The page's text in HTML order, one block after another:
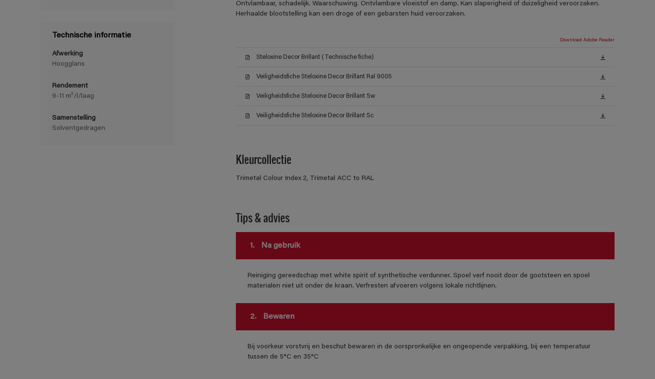
Technische informatie
Afwerking
Hoogglans
Rendement
9-11 m²/l/laag
Samenstelling
Solventgedragen
Ontvlambaar, schadelijk. Waarschuwing. Ontvlambare vloeistof en damp. Kan slaperigheid of duizeligheid veroorzaken.
Herhaalde blootstelling kan een droge of een gebarsten huid veroorzaken.
Download Adobe Reader
Steloxine Decor Brillant (Technische fiche)
Veiligheidsfiche Steloxine Decor Brillant Ral 9005
Veiligheidsfiche Steloxine Decor Brillant Sw
Veiligheidsfiche Steloxine Decor Brillant Sc
Kleurcollectie
Trimetal Colour Index 2, Trimetal ACC to RAL
Tips & advies
1. Na gebruik
Reiniging gereedschap met white spirit of synthetische verdunner. Spoel verf nooit door de gootsteen en spoel
materialen niet uit onder de kraan. Verfresten afvoeren volgens lokale richtlijnen.
2. Bewaren
Bij voorkeur vorstvrij en beschut bewaren in de oorspronkelijke en ongeopende verpakking, bij een temperatuur
tussen de 5°C en 35°C